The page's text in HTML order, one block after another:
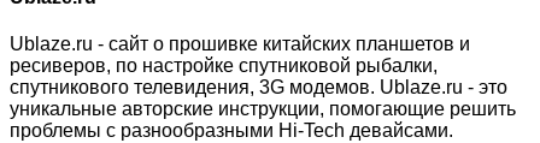
Ublaze.ru - сайт о прошивке китайских планшетов и
ресиверов, по настройке спутниковой рыбалки,
спутникового телевидения, 3G модемов. Ublaze.ru - это
уникальные авторские инструкции, помогающие решить
проблемы с разнообразными Hi-Tech девайсами.